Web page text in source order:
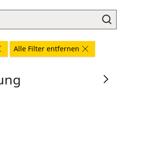
Alle Filter entfernen